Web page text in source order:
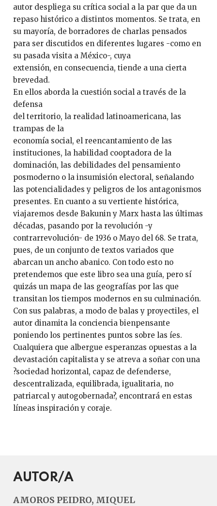
autor despliega su crítica social a la par que da un
repaso histórico a distintos momentos. Se trata, en
su mayoría, de borradores de charlas pensados
para ser discutidos en diferentes lugares -como en
su pasada visita a México-, cuya
extensión, en consecuencia, tiende a una cierta
brevedad.
En ellos aborda la cuestión social a través de la
defensa
del territorio, la realidad latinoamericana, las
trampas de la
economía social, el reencantamiento de las
instituciones, la habilidad cooptadora de la
dominación, las debilidades del pensamiento
posmoderno o la insumisión electoral, señalando
las potencialidades y peligros de los antagonismos
presentes. En cuanto a su vertiente histórica,
viajaremos desde Bakunin y Marx hasta las últimas
décadas, pasando por la revolución -y
contrarrevolución- de 1936 o Mayo del 68. Se trata,
pues, de un conjunto de textos variados que
abarcan un ancho abanico. Con todo esto no
pretendemos que este libro sea una guía, pero sí
quizás un mapa de las geografías por las que
transitan los tiempos modernos en su culminación.
Con sus palabras, a modo de balas y proyectiles, el
autor dinamita la conciencia bienpensante
poniendo los pertinentes puntos sobre las íes.
Cualquiera que albergue esperanzas opuestas a la
devastación capitalista y se atreva a soñar con una
?sociedad horizontal, capaz de defenderse,
descentralizada, equilibrada, igualitaria, no
patriarcal y autogobernada?, encontrará en estas
líneas inspiración y coraje.
AUTOR/A
AMOROS PEIDRO, MIQUEL